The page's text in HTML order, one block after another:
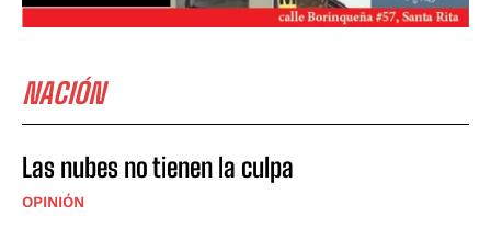
NACIÓN
Las nubes no tienen la culpa
OPINIÓN